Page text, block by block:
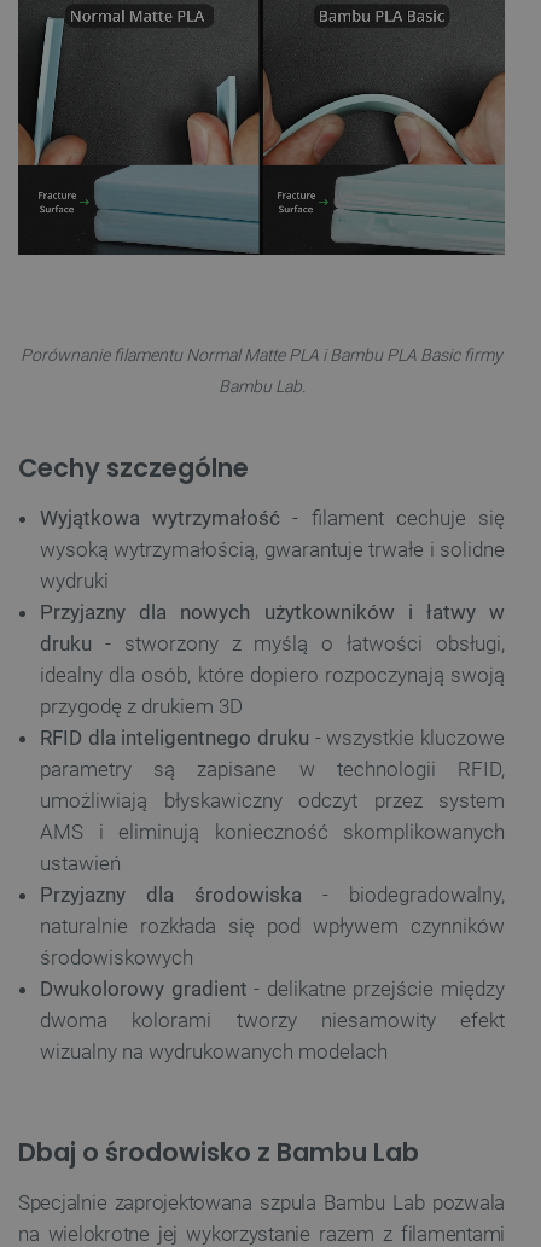
Porównanie filamentu Normal Matte PLA i Bambu PLA Basic firmy
Bambu Lab.
Cechy szczególne
Wyjątkowa wytrzymałość - filament cechuje się
wysoką wytrzymałością, gwarantuje trwałe i solidne
wydruki
Przyjazny dla nowych użytkowników i łatwy w
druku - stworzony z myślą o łatwości obsługi,
idealny dla osób, które dopiero rozpoczynają swoją
przygodę z drukiem 3D
RFID dla inteligentnego druku - wszystkie kluczowe
parametry są zapisane w technologii RFID,
umożliwiają błyskawiczny odczyt przez system
AMS i eliminują konieczność skomplikowanych
ustawień
Przyjazny dla środowiska - biodegradowalny,
naturalnie rozkłada się pod wpływem czynników
środowiskowych
Dwukolorowy gradient - delikatne przejście między
dwoma kolorami tworzy niesamowity efekt
wizualny na wydrukowanych modelach
Dbaj o środowisko z Bambu Lab
Specjalnie zaprojektowana szpula Bambu Lab pozwala
na wielokrotne jej wykorzystanie razem z filamentami